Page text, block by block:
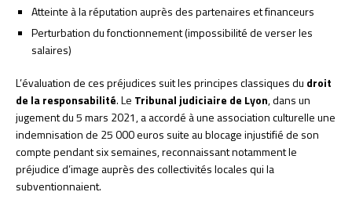
Atteinte à la réputation auprès des partenaires et financeurs
Perturbation du fonctionnement (impossibilité de verser les
salaires)
L’évaluation de ces préjudices suit les principes classiques du droit
de la responsabilité. Le Tribunal judiciaire de Lyon, dans un
jugement du 5 mars 2021, a accordé à une association culturelle une
indemnisation de 25 000 euros suite au blocage injustifié de son
compte pendant six semaines, reconnaissant notamment le
préjudice d’image auprès des collectivités locales qui la
subventionnaient.